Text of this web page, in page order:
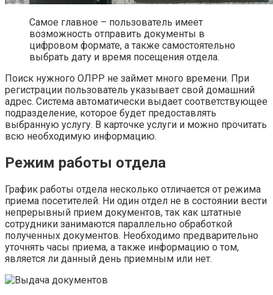
Самое главное – пользователь имеет
возможность отправить документы в
цифровом формате, а также самостоятельно
выбрать дату и время посещения отдела.
Поиск нужного ОЛРР не займет много времени. При
регистрации пользователь указывает свой домашний
адрес. Система автоматически выдает соответствующее
подразделение, которое будет предоставлять
выбранную услугу. В карточке услуги и можно прочитать
всю необходимую информацию.
Режим работы отдела
График работы отдела несколько отличается от режима
приема посетителей. Ни один отдел не в состоянии вести
непрерывный прием документов, так как штатные
сотрудники занимаются параллельно обработкой
полученных документов. Необходимо предварительно
уточнять часы приема, а также информацию о том,
является ли данный день приемным или нет.